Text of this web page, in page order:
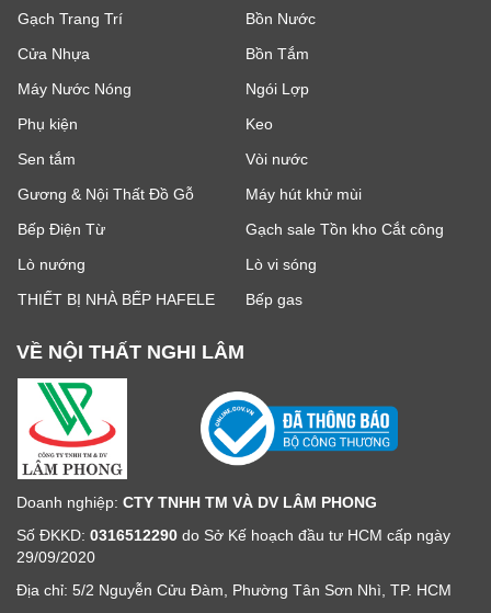
Gạch Trang Trí
Bồn Nước
Cửa Nhựa
Bồn Tắm
Máy Nước Nóng
Ngói Lợp
Phụ kiện
Keo
Sen tắm
Vòi nước
Gương & Nội Thất Đồ Gỗ
Máy hút khử mùi
Bếp Điện Từ
Gạch sale Tồn kho Cắt công
Lò nướng
Lò vi sóng
THIẾT BỊ NHÀ BẾP HAFELE
Bếp gas
VỀ NỘI THẤT NGHI LÂM
Doanh nghiệp: CTY TNHH TM VÀ DV LÂM PHONG
Số ĐKKD: 0316512290 do Sở Kế hoạch đầu tư HCM cấp ngày
29/09/2020
Địa chỉ: 5/2 Nguyễn Cửu Đàm, Phường Tân Sơn Nhì, TP. HCM